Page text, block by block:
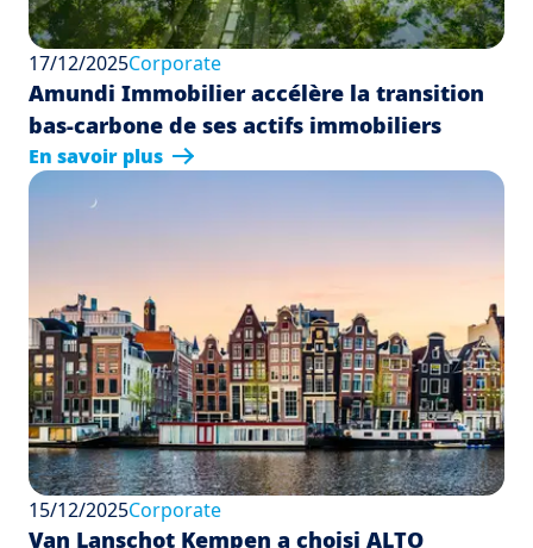
17/12/2025Corporate
Amundi Immobilier accélère la transition
bas-carbone de ses actifs immobiliers
En savoir plus
15/12/2025Corporate
Van Lanschot Kempen a choisi ALTO